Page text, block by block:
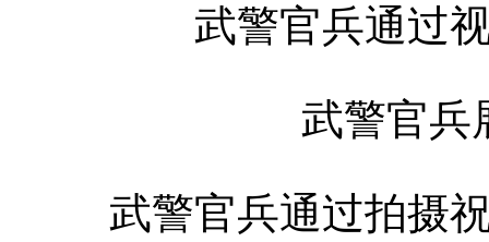
武警官兵通过
武警官兵
武警官兵通过拍摄